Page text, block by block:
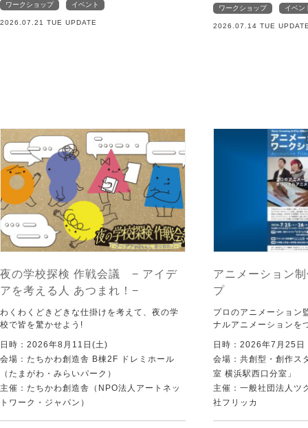
ワークショップ イベント
2026.07.21 TUE UPDATE
ワークショップ イベン
2026.07.14 TUE
夜の学校探検 作戦会議 − アイデ
アを考える人 あつまれ！−
わくわくどきどきな仕掛けを考えて、夜の学
校で皆を驚かせよう!
日時：2026年8月11日(土)
会場：たちかわ創造舎 B棟2F ドレミホール
（たまがわ・みらいパーク）
主催：たちかわ創造舎（NPO法人アートネッ
トワーク・ジャパン）
アニメーション
プ
プロのアニメーション
ナルアニメーションを
日時：2026年7月25日
会場：共創型・創作ス
室 横浜駅西口分室」
主催：一般社団法人ツ
社フリッカ